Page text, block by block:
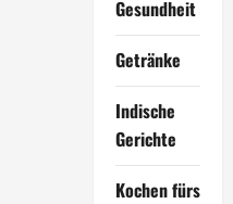
Gesundheit
Getränke
Indische
Gerichte
Kochen fürs